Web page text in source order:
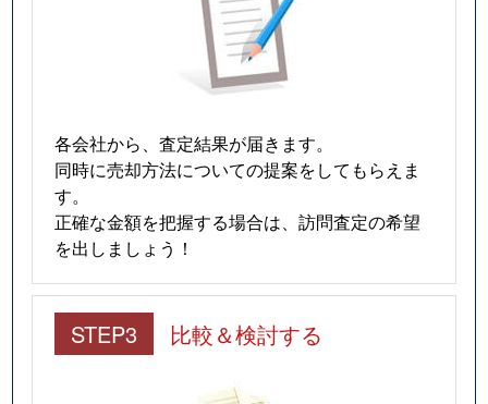
各会社から、査定結果が届きます。
同時に売却方法についての提案をしてもらえま
す。
正確な金額を把握する場合は、訪問査定の希望
を出しましょう！
STEP3 比較＆検討する